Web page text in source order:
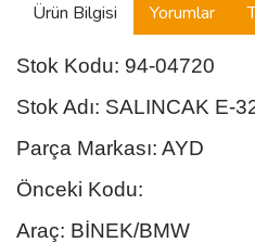
Ürün Bilgisi Yorumlar
Stok Kodu: 94-04720
Stok Adı: SALINCAK E-
Parça Markası: AYD
Önceki Kodu:
Araç: BİNEK/BMW